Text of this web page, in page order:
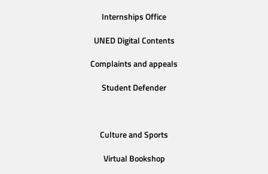
Internships Office
UNED Digital Contents
Complaints and appeals
Student Defender
Culture and Sports
Virtual Bookshop